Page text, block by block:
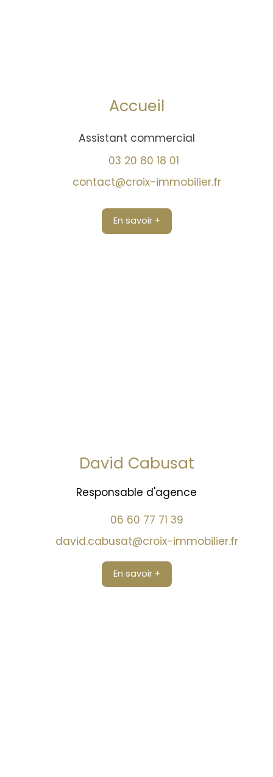
Accueil
Assistant commercial
03 20 80 18 01
contact@croix-immobilier.fr
En savoir +
David Cabusat
Responsable d'agence
06 60 77 71 39
david.cabusat@croix-immobilier.fr
En savoir +